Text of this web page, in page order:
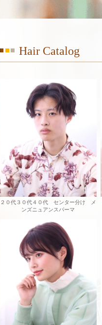
Hair Catalog
２０代３０代４０代 センター分け メ
ンズニュアンスパーマ